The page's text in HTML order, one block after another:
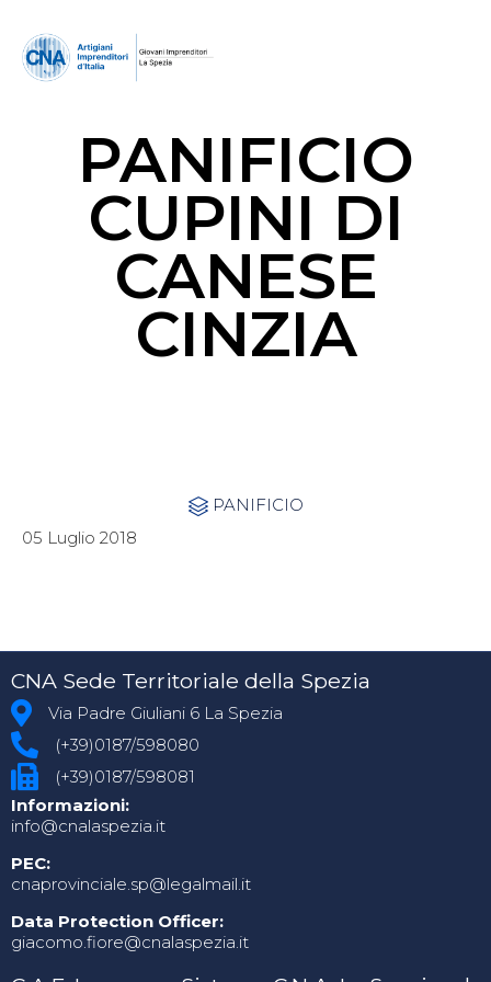
PANIFICIO
CUPINI DI
CANESE
CINZIA
 Category
PANIFICIO
05 Luglio 2018
CNA Sede Territoriale della Spezia
Via Padre Giuliani 6 La Spezia
(+39)0187/598080
(+39)0187/598081
Informazioni:
info@cnalaspezia.it
PEC:
cnaprovinciale.sp@legalmail.it
Data Protection Officer:
giacomo.fiore@cnalaspezia.it